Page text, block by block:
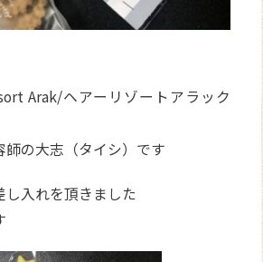
Arak/ヘアーリゾートアラック
師の大志（タイシ）です
入れを頂きました